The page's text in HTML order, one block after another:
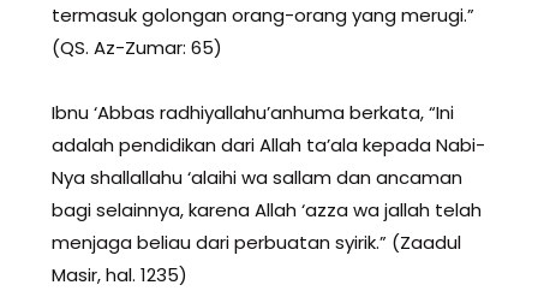
termasuk golongan orang-orang yang merugi.”
(QS. Az-Zumar: 65)
Ibnu ‘Abbas radhiyallahu’anhuma berkata, “Ini
adalah pendidikan dari Allah ta’ala kepada Nabi-
Nya shallallahu ‘alaihi wa sallam dan ancaman
bagi selainnya, karena Allah ‘azza wa jallah telah
menjaga beliau dari perbuatan syirik.” (Zaadul
Masir, hal. 1235)